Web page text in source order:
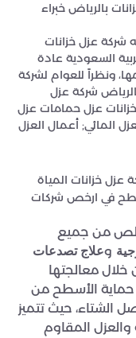
بالرياض خبراء
شركة عزل خزانات
السعودية عادة
ونظراً للعوام لشركة
شركة عزل
عزل حمامات عزل
المائي; أعمال العزل
خزانات المياة
في ارخص شركات
من جميع
وعلاج تصدعات
معالجتها
حماية الأسطح من
الشتاء، حيث تتميز
والعزل المقاوم